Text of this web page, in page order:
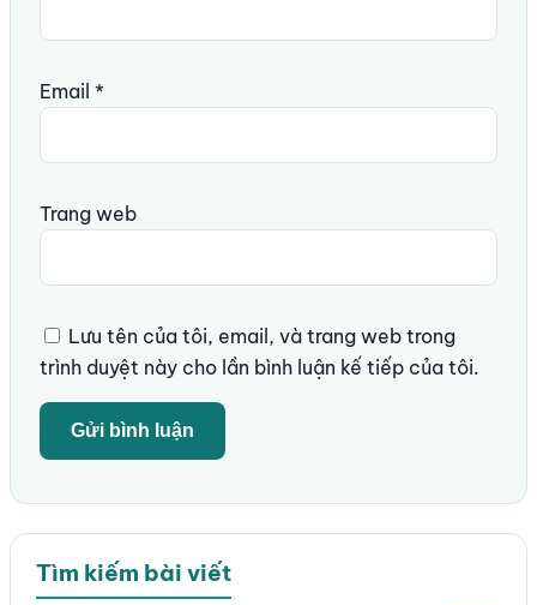
Email *
Trang web
Lưu tên của tôi, email, và trang web trong
trình duyệt này cho lần bình luận kế tiếp của tôi.
Tìm kiếm bài viết